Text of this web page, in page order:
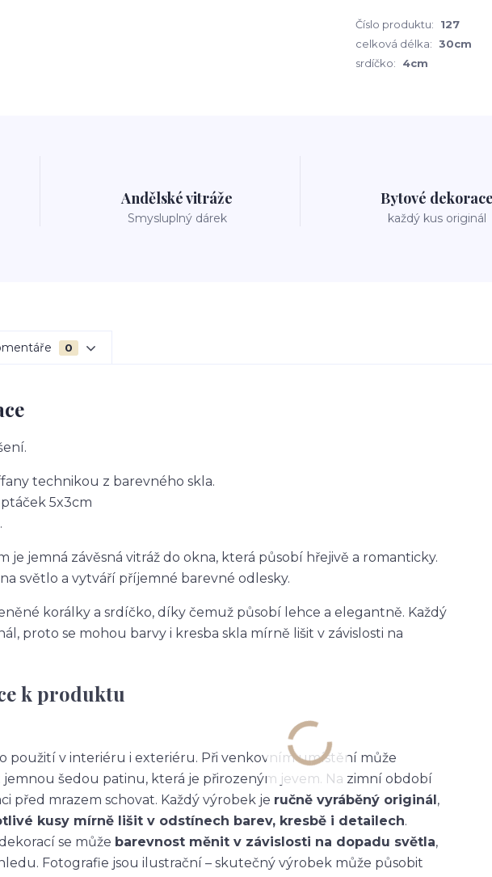
Číslo produktu: 127
celková délka: 30cm
srdíčko:
4cm
Andělské vitráže
Smysluplný dárek
Bytové dekorace
každý kus originál
0
technikou z barevného skla.
5x3cm
je jemná závěsná vitráž do okna, která působí hřejivě a romanticky.
světlo a vytváří příjemné barevné odlesky.
korálky a srdíčko, díky čemuž působí lehce a elegantně. Každý
proto se mohou barvy i kresba skla mírně lišit v závislosti na
k produktu
použití v interiéru i exteriéru. Při venkovním umístění může
jemnou šedou patinu, která je přirozeným jevem. Na zimní období
před mrazem schovat. Každý výrobek je ručně vyráběný originál,
kusy mírně lišit v odstínech barev, kresbě i detailech.
se může barevnost měnit v závislosti na dopadu světla,
Fotografie jsou ilustrační – skutečný výrobek může působit